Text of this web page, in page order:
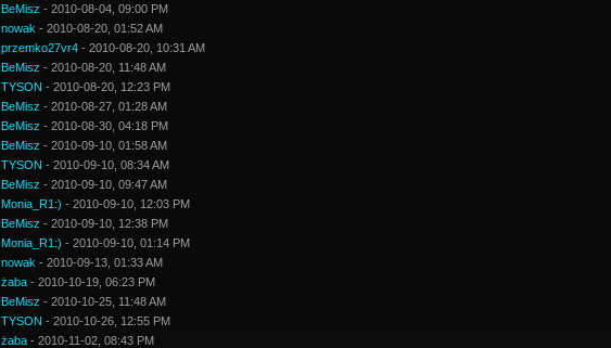
BeMisz - 2010-08-04, 09:00 PM
nowak - 2010-08-20, 01:52 AM
przemko27vr4 - 2010-08-20, 10:31 AM
BeMisz - 2010-08-20, 11:48 AM
TYSON - 2010-08-20, 12:23 PM
BeMisz - 2010-08-27, 01:28 AM
BeMisz - 2010-08-30, 04:18 PM
BeMisz - 2010-09-10, 01:58 AM
TYSON - 2010-09-10, 08:34 AM
BeMisz - 2010-09-10, 09:47 AM
Monia_R1:) - 2010-09-10, 12:03 PM
BeMisz - 2010-09-10, 12:38 PM
Monia_R1:) - 2010-09-10, 01:14 PM
nowak - 2010-09-13, 01:33 AM
żaba - 2010-10-19, 06:23 PM
BeMisz - 2010-10-25, 11:48 AM
TYSON - 2010-10-26, 12:55 PM
żaba - 2010-11-02, 08:43 PM